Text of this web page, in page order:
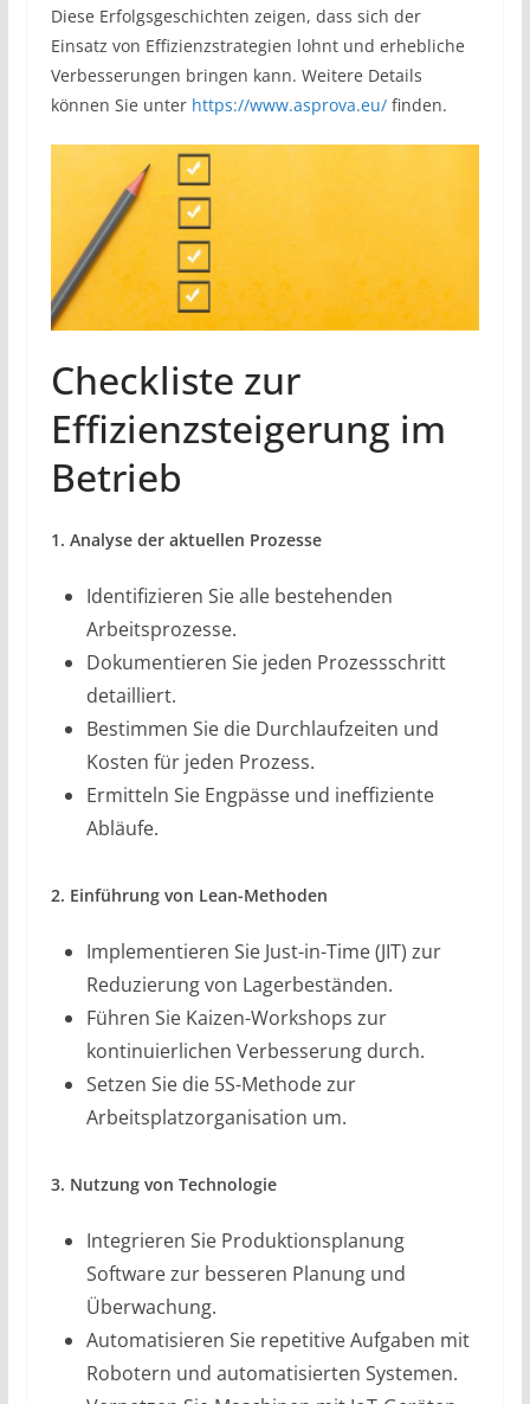
Diese Erfolgsgeschichten zeigen, dass sich der
Einsatz von Effizienzstrategien lohnt und erhebliche
Verbesserungen bringen kann. Weitere Details
können Sie unter https://www.asprova.eu/finden.
Checkliste zur
Effizienzsteigerung im
Betrieb
1. Analyse der aktuellen Prozesse
Identifizieren Sie alle bestehenden
Arbeitsprozesse.
Dokumentieren Sie jeden Prozessschritt
detailliert.
Bestimmen Sie die Durchlaufzeiten und
Kosten für jeden Prozess.
Ermitteln Sie Engpässe und ineffiziente
Abläufe.
2. Einführung von Lean-Methoden
Implementieren Sie Just-in-Time (JIT) zur
Reduzierung von Lagerbeständen.
Führen Sie Kaizen-Workshops zur
kontinuierlichen Verbesserung durch.
Setzen Sie die 5S-Methode zur
Arbeitsplatzorganisation um.
3. Nutzung von Technologie
Integrieren Sie Produktionsplanung
Software zur besseren Planung und
Überwachung.
Automatisieren Sie repetitive Aufgaben mit
Robotern und automatisierten Systemen.